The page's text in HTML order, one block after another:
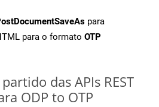
para
para o formato OTP
das APIs REST
ODP to OTP